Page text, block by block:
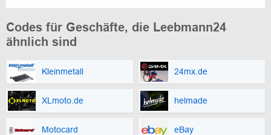
Codes für Geschäfte, die Leebmann24
ähnlich sind
Kleinmetall 24mx.de
XLmoto.de helmade
Motocard eBay